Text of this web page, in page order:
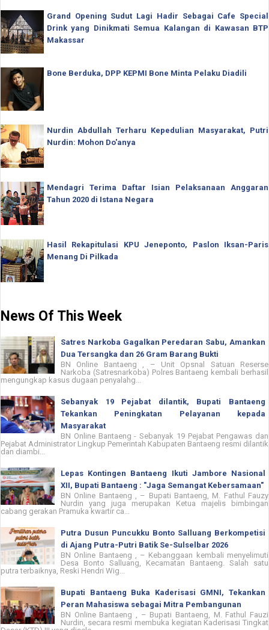
Grand Opening Sudut Lagi Hadir Sebagai Cafe Special
Drink yang Dinikmati Semua Kalangan di Kawasan BTP
Makassar
Bone Berduka, DPP KEPMI Bone Minta Pelaku Diadili
Nurdin Abdullah Terharu Kepedulian Masyarakat, Putri
Nurdin: Mohon Do'anya
Mendagri Terima Daftar Isian Pelaksanaan Anggaran
Tahun 2020 di Istana Negara
Hasil Rekapitulasi KPU Jeneponto, Paslon Iksan-Paris
Menang Di Pilkada
News Of This Week
Satres Narkoba Gagalkan Peredaran Sabu, Amankan
Dua Tersangka dan 26 Gram Barang Bukti
BN Online Bantaeng , – Unit Opsnal Satuan Reserse
Narkoba (Satresnarkoba) Polres Bantaeng kembali berhasil
mengungkap kasus dugaan penyalahg...
Sebanyak 19 Pejabat dilantik, Bupati Bantaeng
Tekankan Peningkatan Pelayanan kepada
Masyarakat
BN Online Bantaeng - Sebanyak 19 Pejabat Pengawas dan
Pejabat Administrator Lingkup Pemerintah Kabupaten Bantaeng resmi dilantik
dan diambi...
Lepas Kontingen Bantaeng Ikuti Jambore Nasional
XII, Bupati Bantaeng : "Jaga Semangat Kebersamaan"
BN Online Bantaeng , – Bupati Bantaeng, M. Fathul Fauzy
Nurdin yang juga merupakan Ketua majelis bimbingan
cabang gerakan Pramuka kwartir ca...
Putra Dusun Puncukku Bonto Salluang Berkompetisi
di Ajang Putra-Putri Batik Se-Sulselbar 2026
BN Online Bantaeng , – Kebanggaan kembali menyelimuti
Desa Bonto Salluang, Kecamatan Bantaeng. Salah satu
putra terbaiknya, Reski Hendri Wig...
Bupati Bantaeng Buka Kaderisasi GMNI, Tekankan
Peran Mahasiswa sebagai Mitra Pembangunan
BN Online Bantaeng , – Bupati Bantaeng, M. Fathul Fauzi
Nurdin, secara resmi membuka kegiatan Kaderisasi Tingkat